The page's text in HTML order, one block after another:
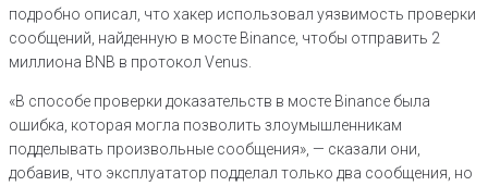
подробно описал, что хакер использовал уязвимость проверки
сообщений, найденную в мосте Binance, чтобы отправить 2
миллиона BNB в протокол Venus.
«В способе проверки доказательств в мосте Binance была
ошибка, которая могла позволить злоумышленникам
подделывать произвольные сообщения», — сказали они,
добавив, что эксплуататор подделал только два сообщения, но